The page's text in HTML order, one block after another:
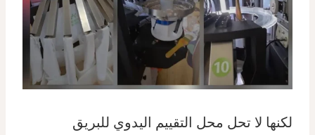
لكنها لا تحل محل التقييم اليدوي للبريق